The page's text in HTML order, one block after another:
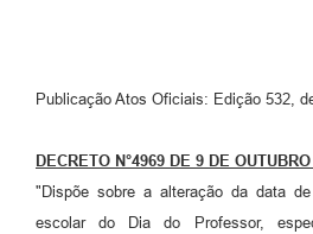
Galeria de Fotos
Arquivos para Download
Publicação Atos Oficiais: Edição 532,
DECRETO N°4969 DE 9 DE
"Dispõe sobre a alteração da data
escolar do Dia do Professor,